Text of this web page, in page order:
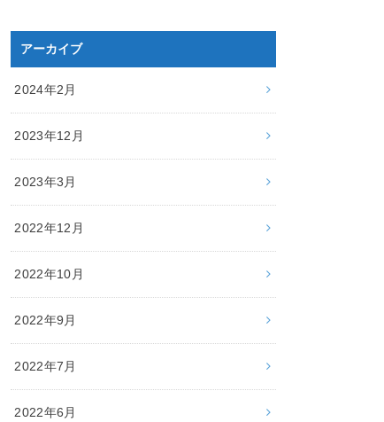
アーカイブ
2024年2月
2023年12月
2023年3月
2022年12月
2022年10月
2022年9月
2022年7月
2022年6月